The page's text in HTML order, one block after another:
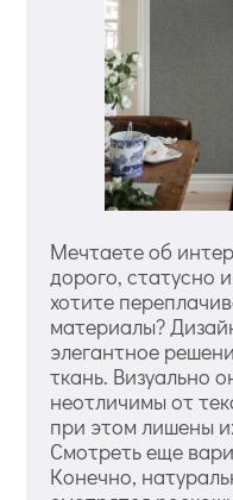
Мечтаете об
дорого, статусно
хотите
материалы?
элегантное
ткань. Визуально
неотличимы от
при этом лишены
Смотреть еще
Конечно,